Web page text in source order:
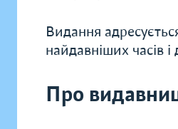
Видання
найдавніших часів
Про